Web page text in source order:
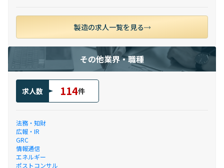
製造の求人一覧を見る
その他業界・職種
求人数 114件
法務・知財
広報・IR
GRC
情報通信
エネルギー
ポストコンサル